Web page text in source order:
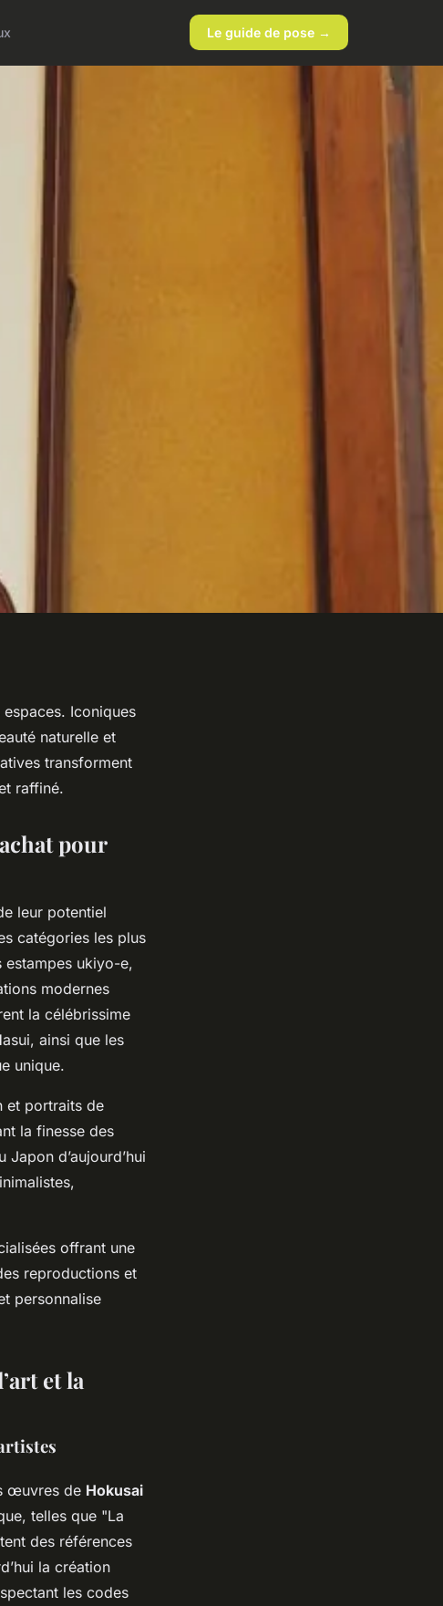
Le guide de pose →
Iconiques
naturelle et
transforment
raffiné.
pour
leur potentiel
catégories les plus
estampes ukiyo-e,
modernes
la célébrissime
ainsi que les
unique.
et portraits de
la finesse des
d’aujourd’hui
offrant une
reproductions et
personnalise
et la
œuvres de Hokusai
telles que "La
des références
la création
les codes